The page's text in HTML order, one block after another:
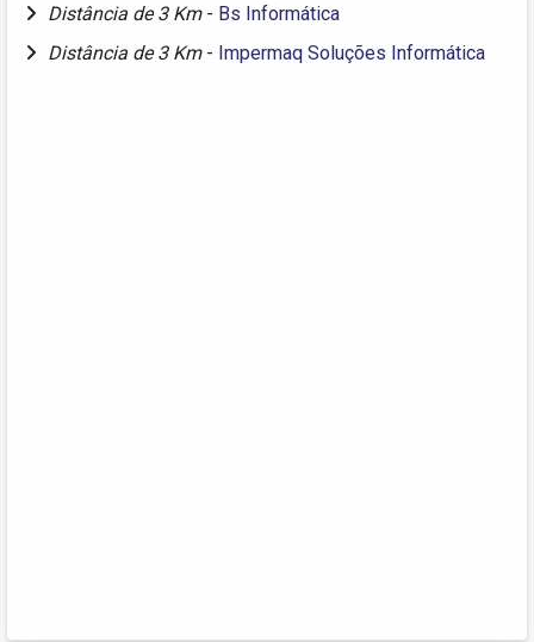
Distância de 3 Km - Bs Informática
Distância de 3 Km - Impermaq Soluções Informática